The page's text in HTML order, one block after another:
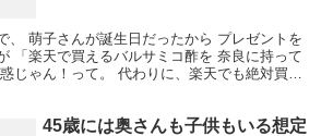
、 萌子さんが誕生日だったから プレゼントを
「楽天で買えるバルサミコ酢を 奈良に持って
じゃん！って。 代わりに、楽天でも絶対買え
45歳には奥さんも子供もいる想定